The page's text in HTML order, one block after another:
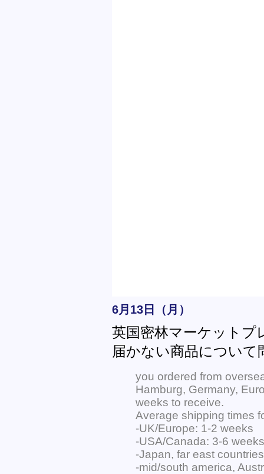
6月13日（月）
英国密林マーケットプ
届かない商品につい
you ordered from
Hamburg, Germany,
weeks to receive.
Average shipping times
-UK/Europe: 1-2 weeks
-USA/Canada: 3-6 weeks
-Japan, far east
-mid/south america,